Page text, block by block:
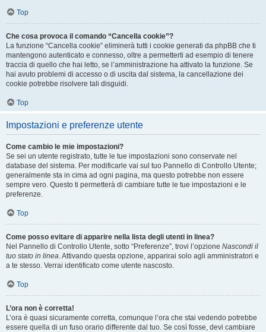
Top
Che cosa provoca il comando “Cancella cookie”?
La funzione “Cancella cookie” eliminerà tutti i cookie generati da phpBB che ti
mantengono autenticato e connesso, oltre a permetterti ad esempio di tenere
traccia di quello che hai letto, se l’amministrazione ha attivato la funzione. Se
hai avuto problemi di accesso o di uscita dal sistema, la cancellazione dei
cookie potrebbe risolvere tali disguidi.
Top
Impostazioni e preferenze utente
Come cambio le mie impostazioni?
Se sei un utente registrato, tutte le tue impostazioni sono conservate nel
database del sistema. Per modificarle vai sul tuo Pannello di Controllo Utente;
generalmente sta in cima ad ogni pagina, ma questo potrebbe non essere
sempre vero. Questo ti permetterà di cambiare tutte le tue impostazioni e le
preferenze.
Top
Come posso evitare di apparire nella lista degli utenti in linea?
Nel Pannello di Controllo Utente, sotto “Preferenze”, trovi l’opzione Nascondi il
tuo stato in linea. Attivando questa opzione, apparirai solo agli amministratori e
a te stesso. Verrai identificato come utente nascosto.
Top
L’ora non è corretta!
L’ora è quasi sicuramente corretta, comunque l’ora che stai vedendo potrebbe
essere quella di un fuso orario differente dal tuo. Se così fosse, devi cambiare